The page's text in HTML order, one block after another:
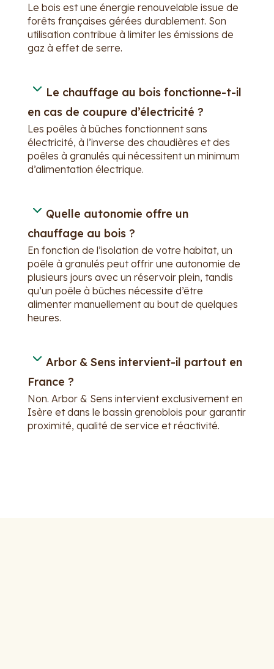
Le bois est une énergie renouvelable issue de
forêts françaises gérées durablement. Son
utilisation contribue à limiter les émissions de
gaz à effet de serre.
Le chauffage au bois fonctionne-t-il
en cas de coupure d’électricité ?
Les poêles à bûches fonctionnent sans
électricité, à l’inverse des chaudières et des
poêles à granulés qui nécessitent un minimum
d’alimentation électrique.
Quelle autonomie offre un
chauffage au bois ?
En fonction de l’isolation de votre habitat, un
poêle à granulés peut offrir une autonomie de
plusieurs jours avec un réservoir plein, tandis
qu’un poêle à bûches nécessite d’être
alimenter manuellement au bout de quelques
heures.
Arbor & Sens intervient-il partout en
France ?
Non. Arbor & Sens intervient exclusivement en
Isère et dans le bassin grenoblois pour garantir
proximité, qualité de service et réactivité.